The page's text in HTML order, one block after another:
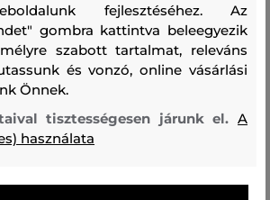
52 990 Ft
fejlesztéséhez. Az
gombra kattintva beleegyezik
szabott tartalmat, releváns
és vonzó, online vásárlási
Önnek.
tisztességesen járunk el.A
használata